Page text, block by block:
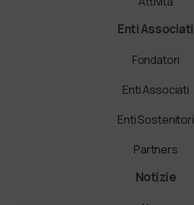
Enti Associati
Fondatori
Enti Associati
Enti Sostenitori
Partners
Notizie